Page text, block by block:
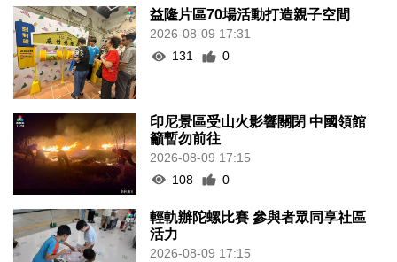
益隆片區70場活動打造親子空間
2026-08-09 17:31
131
0
印尼景區受山火影響關閉 中國領館
籲暫勿前往
2026-08-09 17:15
108
0
輕軌辦陀螺比賽 參與者眾同享社區
活力
2026-08-09 17:15